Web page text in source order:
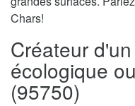
Chars!
Créateur
écologique
(95750)